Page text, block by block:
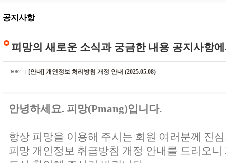
공지사항
피망의 새로운 소식과 궁금한 내용 공지사항
6062 [안내] 개인정보 처리방침 개정 안내 (2025.05.08)
안녕하세요. 피망(Pmang)입니다.
항상 피망을 이용해 주시는 회원 여러분께 진
피망 개인정보 취급방침 개정 안내를 드리오